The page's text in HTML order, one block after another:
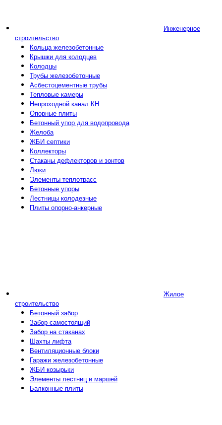
Инженерное
строительство
Кольца железобетонные
Крышки для колодцев
Колодцы
Трубы железобетонные
Асбестоцементные трубы
Тепловые камеры
Непроходной канал КН
Опорные плиты
Бетонный упор для водопровода
Желоба
ЖБИ септики
Коллекторы
Стаканы дефлекторов и зонтов
Люки
Элементы теплотрасс
Бетонные упоры
Лестницы колодезные
Плиты опорно-анкерные
Жилое
строительство
Бетонный забор
Забор самостоящий
Забор на стаканах
Шахты лифта
Вентиляционные блоки
Гаражи железобетонные
ЖБИ козырьки
Элементы лестниц и маршей
Балконные плиты